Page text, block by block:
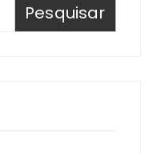
Pesquisar